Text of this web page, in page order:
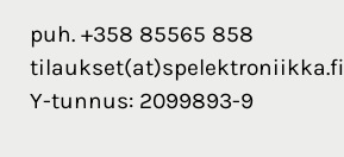
puh. +358 85565 858
tilaukset(at)spelektroniikka.fi
Y-tunnus: 2099893-9